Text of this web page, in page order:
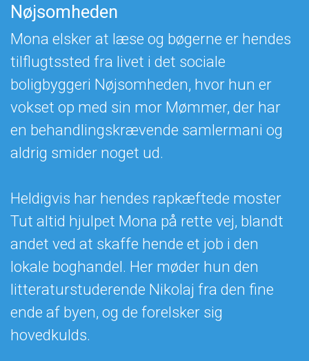
Nøjsomheden
Mona elsker at læse og bøgerne er hendes
tilflugtssted fra livet i det sociale
boligbyggeri Nøjsomheden, hvor hun er
vokset op med sin mor Mømmer, der har
en behandlingskrævende samlermani og
aldrig smider noget ud.
Heldigvis har hendes rapkæftede moster
Tut altid hjulpet Mona på rette vej, blandt
andet ved at skaffe hende et job i den
lokale boghandel. Her møder hun den
litteraturstuderende Nikolaj fra den fine
ende af byen, og de forelsker sig
hovedkulds.